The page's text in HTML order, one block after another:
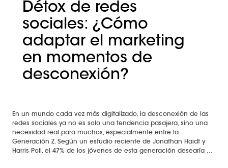
Détox de redes
sociales: ¿Cómo
adaptar el marketing
en momentos de
desconexión?
En un mundo cada vez más digitalizado, la desconexión de las
redes sociales ya no es solo una tendencia pasajera, sino una
necesidad real para muchos, especialmente entre la
Generación Z. Según un estudio reciente de Jonathan Haidt y
Harris Poll, el 47% de los jóvenes de esta generación desearía ...